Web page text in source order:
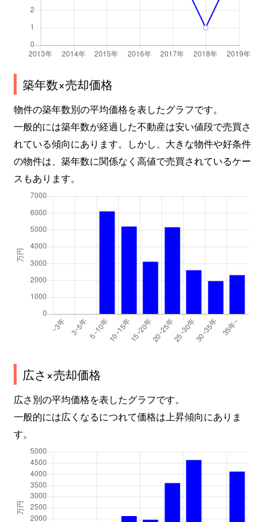
築年数×売却価格
物件の築年数別の平均価格を表したグラフです。
一般的には築年数が経過した不動産は安い値段で売買さ
れている傾向にあります。しかし、大きな物件や好条件
の物件は、築年数に関係なく高値で売買されているケー
スもあります。
広さ×売却価格
広さ別の平均価格を表したグラフです。
一般的には広くなるにつれて価格は上昇傾向にありま
す。